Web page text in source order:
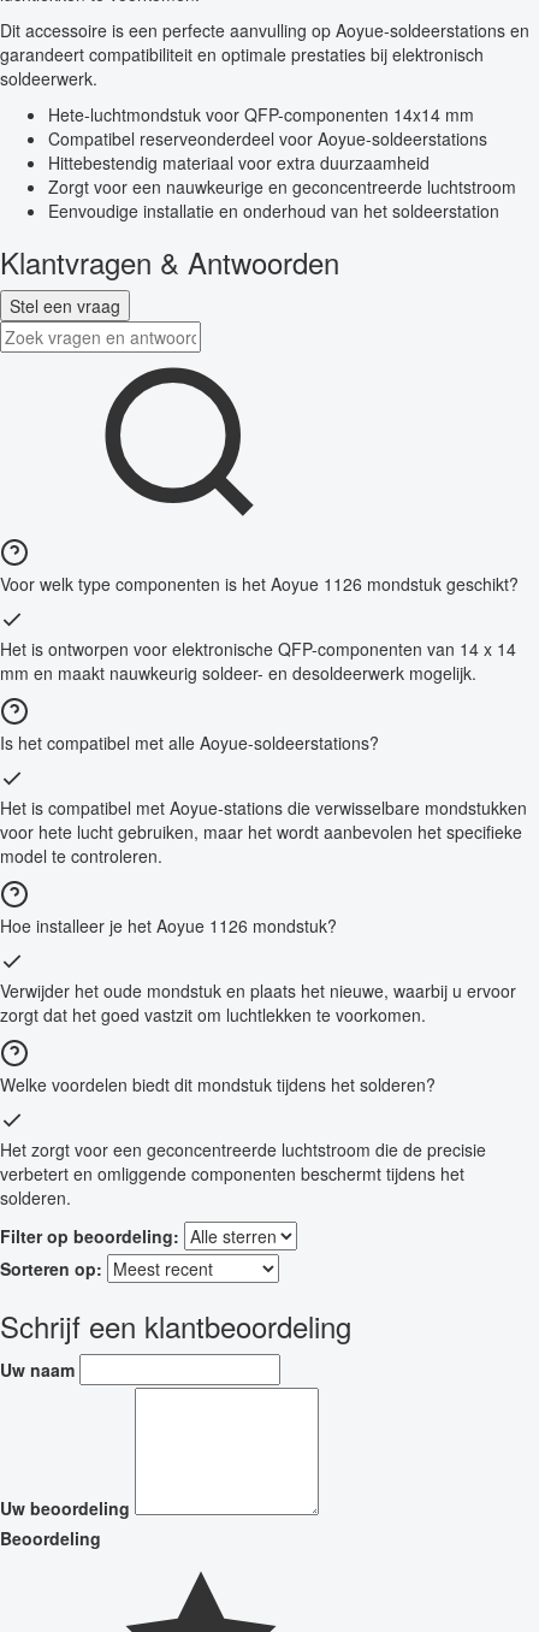
Dit accessoire is een perfecte aanvulling op Aoyue-soldeerstations en
garandeert compatibiliteit en optimale prestaties bij elektronisch
soldeerwerk.
Hete-luchtmondstuk voor QFP-componenten 14x14 mm
Compatibel reserveonderdeel voor Aoyue-soldeerstations
Hittebestendig materiaal voor extra duurzaamheid
Zorgt voor een nauwkeurige en geconcentreerde luchtstroom
Eenvoudige installatie en onderhoud van het soldeerstation
Klantvragen & Antwoorden
Stel een vraag
Voor welk type componenten is het Aoyue 1126 mondstuk geschikt?
Het is ontworpen voor elektronische QFP-componenten van 14 x 14
mm en maakt nauwkeurig soldeer- en desoldeerwerk mogelijk.
Is het compatibel met alle Aoyue-soldeerstations?
Het is compatibel met Aoyue-stations die verwisselbare mondstukken
voor hete lucht gebruiken, maar het wordt aanbevolen het specifieke
model te controleren.
Hoe installeer je het Aoyue 1126 mondstuk?
Verwijder het oude mondstuk en plaats het nieuwe, waarbij u ervoor
zorgt dat het goed vastzit om luchtlekken te voorkomen.
Welke voordelen biedt dit mondstuk tijdens het solderen?
Het zorgt voor een geconcentreerde luchtstroom die de precisie
verbetert en omliggende componenten beschermt tijdens het
solderen.
Filter op beoordeling:
Sorteren op:
Schrijf een klantbeoordeling
Uw naam
Uw beoordeling
Beoordeling